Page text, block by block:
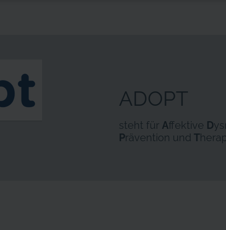
ADOPT
steht für Affektive D
Prävention und T